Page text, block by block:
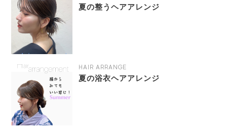
夏の整うヘアアレンジ
HAIR ARRANGE
夏の浴衣ヘアアレンジ